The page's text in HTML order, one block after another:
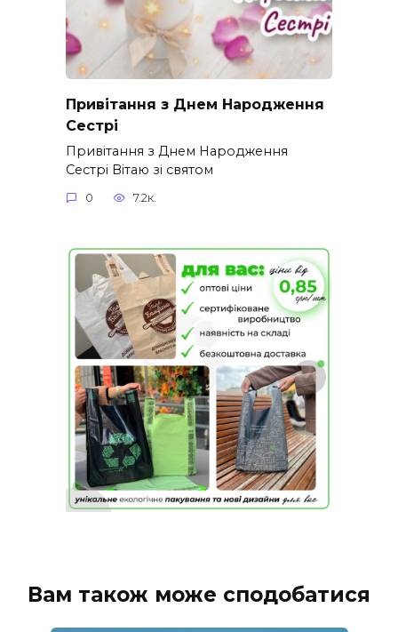
Привітання з Днем Народження
Сестрі
Привітання з Днем Народження
Сестрі Вітаю зі святом
0 7.2к.
Вам також може сподобатися